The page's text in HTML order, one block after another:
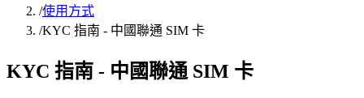
/使用方式
/KYC 指南 - 中國聯通 SIM 卡
KYC 指南 - 中國聯通 SIM 卡